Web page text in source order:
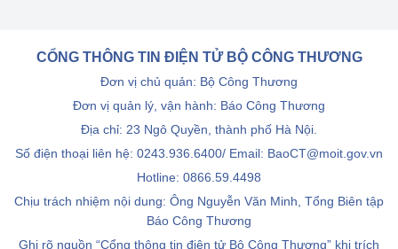
CỔNG THÔNG TIN ĐIỆN TỬ BỘ CÔNG THƯƠNG
Đơn vị chủ quản: Bộ Công Thương
Đơn vị quản lý, vận hành: Báo Công Thương
Địa chỉ: 23 Ngô Quyền, thành phố Hà Nội.
Số điện thoại liên hệ: 0243.936.6400/ Email: BaoCT@moit.gov.vn
Hotline: 0866.59.4498
Chịu trách nhiệm nội dung: Ông Nguyễn Văn Minh, Tổng Biên tập
Báo Công Thương
Ghi rõ nguồn “Cổng thông tin điện tử Bộ Công Thương” khi trích